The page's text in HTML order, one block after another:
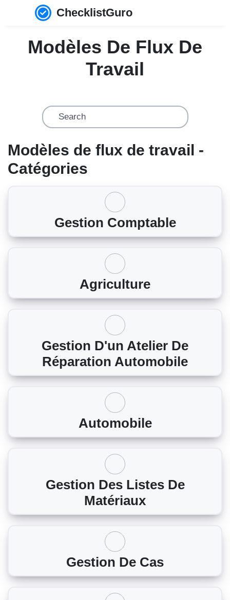
ChecklistGuro
Modèles De Flux De
Travail
Modèles de flux de travail -
Catégories
Gestion Comptable
Agriculture
Gestion D'un Atelier De
Réparation Automobile
Automobile
Gestion Des Listes De
Matériaux
Gestion De Cas